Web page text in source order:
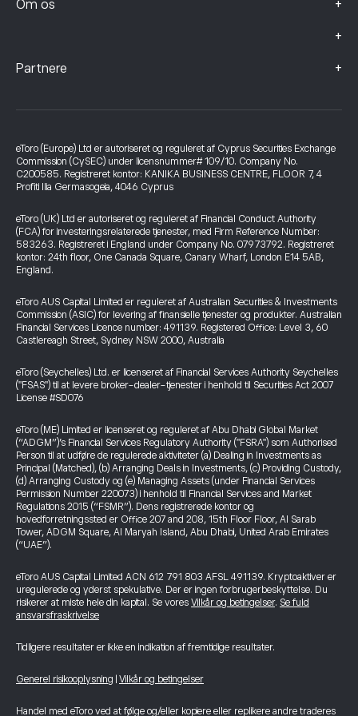
Om os +
+
Partnere +
eToro (Europe) Ltd er autoriseret og reguleret af Cyprus Securities Exchange
Commission (CySEC) under licensnummer# 109/10. Company No.
C200585. Registreret kontor: KANIKA BUSINESS CENTRE, FLOOR 7, 4
Profiti Ilia Germasogeia, 4046 Cyprus
eToro (UK) Ltd er autoriseret og reguleret af Financial Conduct Authority
(FCA) for investeringsrelaterede tjenester, med Firm Reference Number:
583263. Registreret i England under Company No. 07973792. Registreret
kontor: 24th floor, One Canada Square, Canary Wharf, London E14 5AB,
England.
eToro AUS Capital Limited er reguleret af Australian Securities & Investments
Commission (ASIC) for levering af finansielle tjenester og produkter. Australian
Financial Services Licence number: 491139. Registered Office: Level 3, 60
Castlereagh Street, Sydney NSW 2000, Australia
eToro (Seychelles) Ltd. er licenseret af Financial Services Authority Seychelles
("FSAS") til at levere broker-dealer-tjenester i henhold til Securities Act 2007
License #SD076
eToro (ME) Limited er licenseret og reguleret af Abu Dhabi Global Market
(“ADGM”)’s Financial Services Regulatory Authority ("FSRA") som Authorised
Person til at udføre de regulerede aktiviteter (a) Dealing in Investments as
Principal (Matched), (b) Arranging Deals in Investments, (c) Providing Custody,
(d) Arranging Custody og (e) Managing Assets (under Financial Services
Permission Number 220073) i henhold til Financial Services and Market
Regulations 2015 (“FSMR”). Dens registrerede kontor og
hovedforretningssted er Office 207 and 208, 15th Floor Floor, Al Sarab
Tower, ADGM Square, Al Maryah Island, Abu Dhabi, United Arab Emirates
(“UAE”).
eToro AUS Capital Limited ACN 612 791 803 AFSL 491139. Kryptoaktiver er
uregulerede og yderst spekulative. Der er ingen forbrugerbeskyttelse. Du
risikerer at miste hele din kapital. Se vores Vilkår og betingelser. Se fuld
ansvarsfraskrivelse
Tidligere resultater er ikke en indikation af fremtidige resultater.
Generel risikooplysning Vilkår og betingelser
Handel med eToro ved at følge og/eller kopiere eller replikere andre traderes